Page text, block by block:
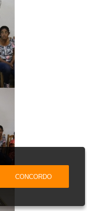
CONCORDO